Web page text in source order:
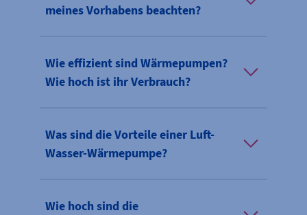
meines Vorhabens beachten?
Wie effizient sind Wärmepumpen?
Wie hoch ist ihr Verbrauch?
Was sind die Vorteile einer Luft-
Wasser-Wärmepumpe?
Wie hoch sind die